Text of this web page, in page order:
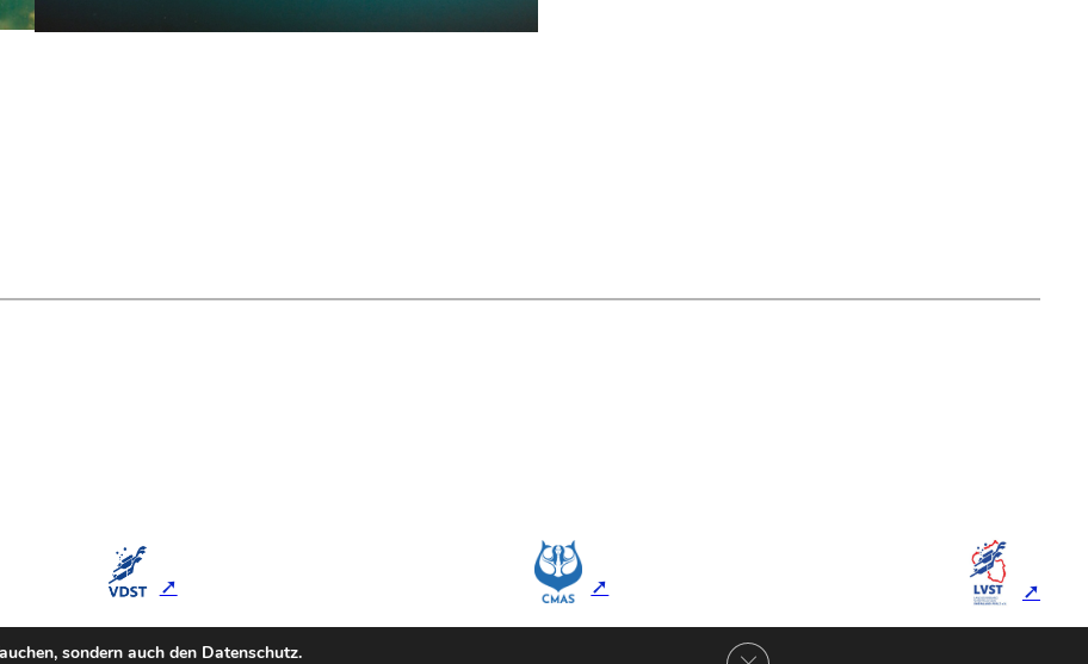
sondern auch den Datenschutz.
GDPR Cookie-Banner schließen